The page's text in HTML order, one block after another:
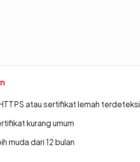
atau sertifikat lemah terdeteksi
kurang umum
muda dari 12 bulan